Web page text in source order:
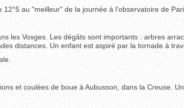
au "meilleur" de la journée à l'observatoire de
les Vosges. Les dégâts sont importants : arbres
distances. Un enfant est aspiré par la tornade à
et coulées de boue à Aubusson, dans la Creuse.